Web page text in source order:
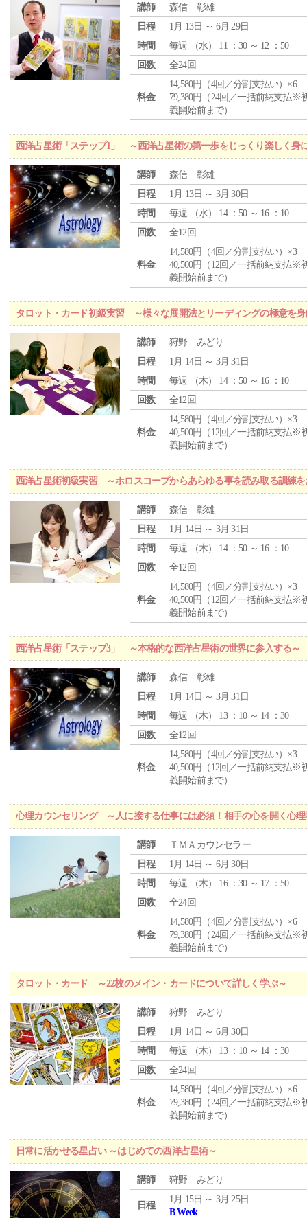
講師
森信 彰雄
日程
1月 13日 ～ 6月 29日
時間
毎週 （水） 11 ：30 ～ 12 ：50
回数
全24回
料金
14,580円（4回／分割支払い）×6
79,380円（24回／一括前納支払※
義開始前まで）
西洋占星術「ステップ1」 ～西洋占星術の第一歩をじっくり楽しく身
講師
森信 彰雄
日程
1月 13日 ～ 3月 30日
時間
毎週 （水） 14 ：50 ～ 16 ：10
回数
全12回
料金
14,580円（4回／分割支払い）×3
40,500円（12回／一括前納支払※
義開始前まで）
タロット・カード初級実習 ～様々な展開法とリーディングの極意を身
講師
狩野 みどり
日程
1月 14日 ～ 3月 31日
時間
毎週 （木） 14 ：50 ～ 16 ：10
回数
全12回
料金
14,580円（4回／分割支払い）×3
40,500円（12回／一括前納支払※
義開始前まで）
西洋占星術初級実習 ～ホロスコープからあらゆる事を読み取る訓練を
講師
森信 彰雄
日程
1月 14日 ～ 3月 31日
時間
毎週 （木） 14 ：50 ～ 16 ：10
回数
全12回
料金
14,580円（4回／分割支払い）×3
40,500円（12回／一括前納支払※
義開始前まで）
西洋占星術「ステップ3」 ～本格的な西洋占星術の世界に参入する～
講師
森信 彰雄
日程
1月 14日 ～ 3月 31日
時間
毎週 （木） 13 ：10 ～ 14 ：30
回数
全12回
料金
14,580円（4回／分割支払い）×3
40,500円（12回／一括前納支払※
義開始前まで）
心理カウンセリング ～人に接する仕事には必須！相手の心を開く心理
講師
ＴＭＡカウンセラー
日程
1月 14日 ～ 6月 30日
時間
毎週 （木） 16 ：30 ～ 17 ：50
回数
全24回
料金
14,580円（4回／分割支払い）×6
79,380円（24回／一括前納支払※
義開始前まで）
タロット・カード ～22枚のメイン・カードについて詳しく学ぶ～
講師
狩野 みどり
日程
1月 14日 ～ 6月 30日
時間
毎週 （木） 13 ：10 ～ 14 ：30
回数
全24回
料金
14,580円（4回／分割支払い）×6
79,380円（24回／一括前納支払※
義開始前まで）
日常に活かせる星占い ～はじめての西洋占星術～
講師 狩野 みどり
日程
1月 15日 ～ 3月 25日
B Week